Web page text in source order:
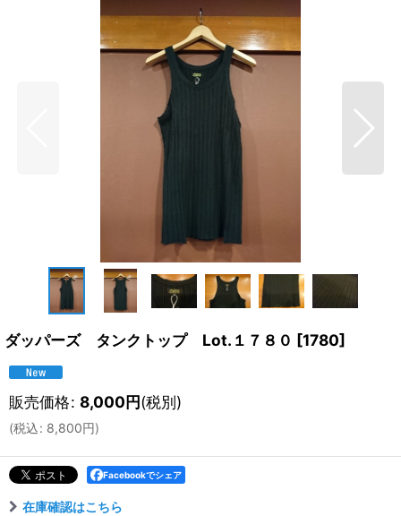
ダッパーズ タンクトップ Lot.１７８０ [1780]
販売価格: 8,000円(税別)
(税込: 8,800円)
Facebookでシェア
在庫確認はこちら